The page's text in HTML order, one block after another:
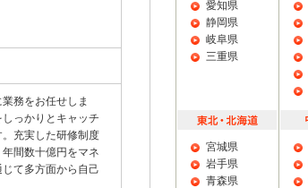
務をお任せしま
っかりとキャッチ
充実した研修制度
間数十億円をマネ
て多方面から自己
愛知県
静岡県
岐阜県
三重県
宮城県
岩手県
青森県